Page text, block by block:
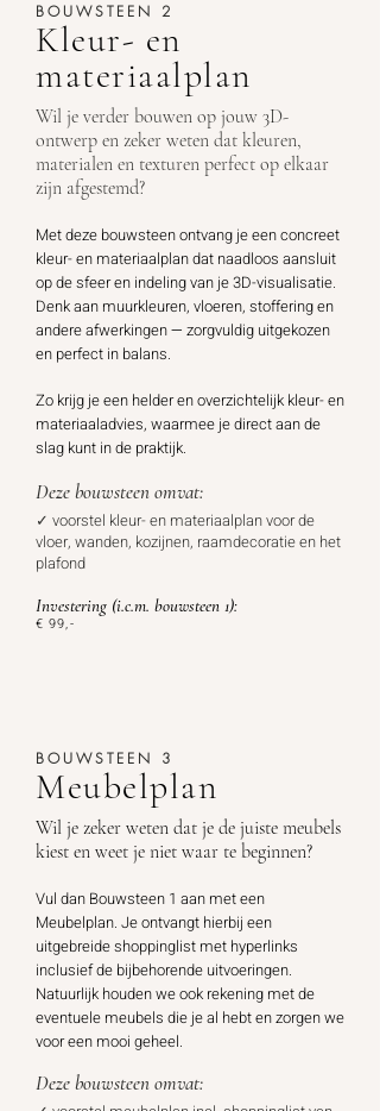
BOUWSTEEN 2
Kleur- en
materiaalplan
Wil je verder bouwen op jouw 3D-
ontwerp en zeker weten dat kleuren,
materialen en texturen perfect op elkaar
zijn afgestemd?
Met deze bouwsteen ontvang je een concreet
kleur- en materiaalplan dat naadloos aansluit
op de sfeer en indeling van je 3D-visualisatie.
Denk aan muurkleuren, vloeren, stoffering en
andere afwerkingen— zorgvuldig uitgekozen
en perfect in balans.
Zo krijg je een helder en overzichtelijk kleur- en
materiaaladvies, waarmee je direct aan de
slag kunt in de praktijk.
Deze bouwsteen omvat:
✓ voorstel kleur- en materiaalplan voor de
vloer, wanden, kozijnen, raamdecoratie en het
plafond
Investering (i.c.m. bouwsteen 1):
€ 99,-
BOUWSTEEN 3
Meubelplan
Wil je zeker weten dat je de juiste meubels
kiest en weet je niet waar te beginnen?
Vul dan Bouwsteen 1 aan met een
Meubelplan. Je ontvangt hierbij een
uitgebreide shoppinglist met hyperlinks
inclusief de bijbehorende uitvoeringen.
Natuurlijk houden we ook rekening met de
eventuele meubels die je al hebt en zorgen we
voor een mooi geheel.
Deze bouwsteen omvat: